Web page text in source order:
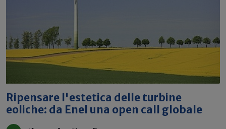
Ripensare l'estetica delle turbine
eoliche: da Enel una open call globale